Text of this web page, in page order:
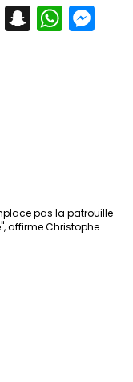
Li S W
pas la patrouille
affirme Christophe